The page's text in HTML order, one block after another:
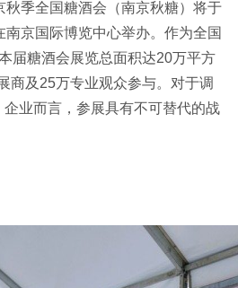
秋季全国糖酒会 （南京秋糖）将于
京国际博览中心举办。作为全国
届糖酒会展览总面积达20万平方
商及25万专业观众参与。对于调
业而言，参展具有不可替代的战